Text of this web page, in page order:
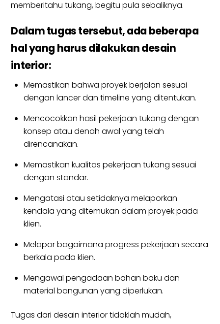
memberitahu tukang, begitu pula sebaliknya.
Dalam tugas tersebut, ada beberapa
hal yang harus dilakukan desain
interior:
Memastikan bahwa proyek berjalan sesuai
dengan lancer dan timeline yang ditentukan.
Mencocokkan hasil pekerjaan tukang dengan
konsep atau denah awal yang telah
direncanakan.
Memastikan kualitas pekerjaan tukang sesuai
dengan standar.
Mengatasi atau setidaknya melaporkan
kendala yang ditemukan dalam proyek pada
klien.
Melapor bagaimana progress pekerjaan secara
berkala pada klien.
Mengawal pengadaan bahan baku dan
material bangunan yang diperlukan.
Tugas dari desain interior tidaklah mudah,